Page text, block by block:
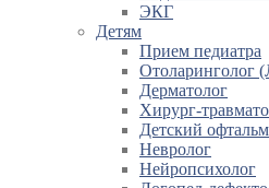
ЭКГ
Детям
Прием педиатра
Отоларинголог
Дерматолог
Хирург-
Детский
Невролог
Нейропсихолог